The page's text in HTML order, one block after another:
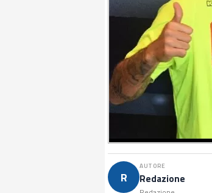
R
AUTORE
Redazione